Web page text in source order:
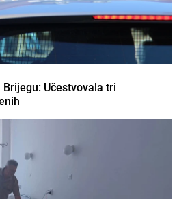
Učestvovala tri